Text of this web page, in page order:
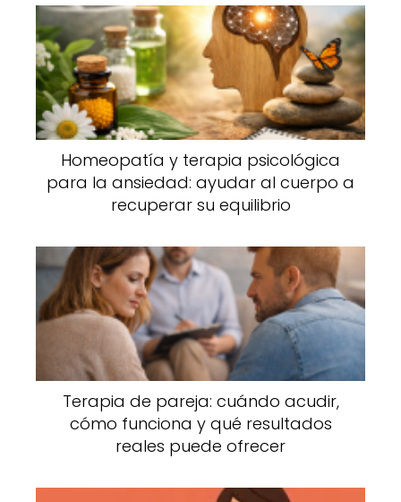
Homeopatía y terapia psicológica
para la ansiedad: ayudar al cuerpo a
recuperar su equilibrio
Terapia de pareja: cuándo acudir,
cómo funciona y qué resultados
reales puede ofrecer